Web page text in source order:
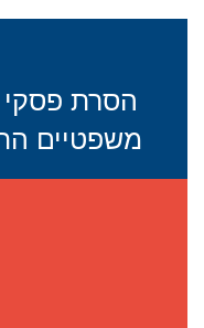
הסרת
משפטיים התקשרו